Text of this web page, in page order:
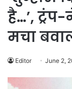
है…’,
मचा
Editor June 2,